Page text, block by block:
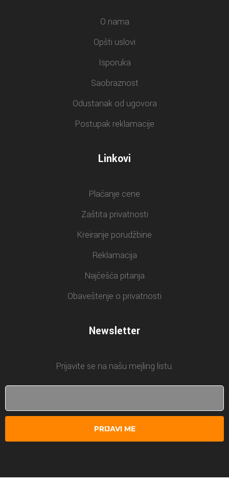
O nama
Opšti uslovi
Isporuka
Saobraznost
Odustanak od ugovora
Postupak reklamacije
Linkovi
Plaćanje cene
Zaštita privatnosti
Kreiranje porudžbine
Reklamacija
Najčešća pitanja
Obaveštenje o privatnosti
Newsletter
Prijavite se na našu mejling listu.
PRIJAVI ME